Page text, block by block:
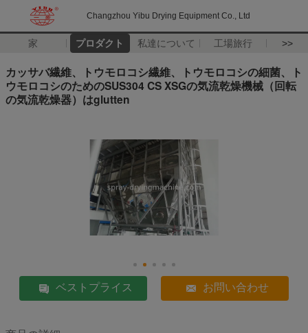
Changzhou Yibu Drying Equipment Co., Ltd
家 プロダクト 私達について 工場旅行 >>
カッサバ繊維、トウモロコシ繊維、トウモロコシの細菌、ト
ウモロコシのためのSUS304 CS XSGの気流乾燥機械（回転
の気流乾燥器）はglutten
ベストプライス お問い合わせ